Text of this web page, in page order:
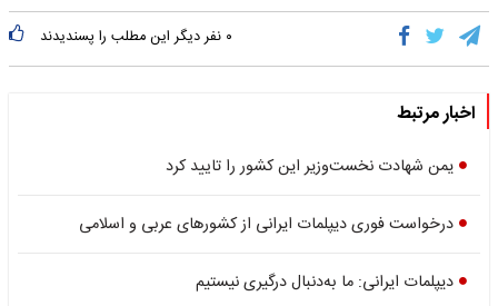
۰ نفر دیگر این مطلب را پسندیدند
اخبار مرتبط
یمن شهادت نخست‌وزیر این کشور را تایید کرد
درخواست فوری دیپلمات ایرانی از کشورهای عربی و اسلامی
دیپلمات ایرانی: ما به‌دنبال درگیری نیستیم